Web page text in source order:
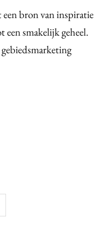
een bron van inspiratie
smakelijk geheel.